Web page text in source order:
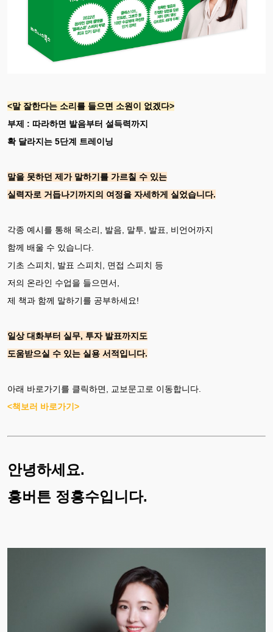
<말 잘한다는 소리를 들으면 소원이 없겠다>
부제 : 따라하면 발음부터 설득력까지
확 달라지는 5단계 트레이닝
말을 못하던 제가 말하기를 가르칠 수 있는
실력자로 거듭나기까지의 여정을 자세하게 실었습니다.
각종 예시를 통해 목소리, 발음, 말투, 발표, 비언어까지
함께 배울 수 있습니다.
기초 스피치, 발표 스피치, 면접 스피치 등
저의 온라인 수업을 들으면서,
제 책과 함께 말하기를 공부하세요!
일상 대화부터 실무, 투자 발표까지도
도움받으실 수 있는 실용 서적입니다.
아래 바로가기를 클릭하면, 교보문고로 이동합니다.
<책보러 바로가기>
안녕하세요.
흥버튼 정흥수입니다.